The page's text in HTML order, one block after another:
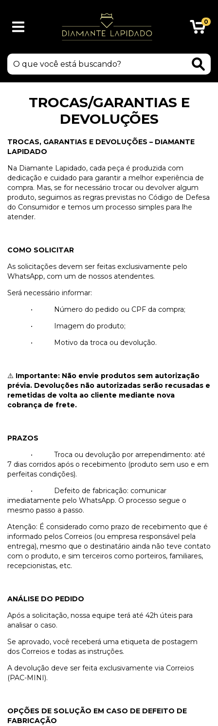
0
TROCAS/GARANTIAS E
DEVOLUÇÕES
TROCAS, GARANTIAS E DEVOLUÇÕES – DIAMANTE
LAPIDADO
Na Diamante Lapidado, cada peça é produzida com
dedicação e cuidado para garantir a melhor experiência de
compra. Mas, se for necessário trocar ou devolver algum
produto, seguimos as regras previstas no Código de Defesa
do Consumidor e temos um processo simples para lhe
atender.
COMO SOLICITAR
As solicitações devem ser feitas exclusivamente pelo
WhatsApp, com um de nossos atendentes.
Será necessário informar:
•
Número do pedido ou CPF da compra;
•
Imagem do produto;
•
Motivo da troca ou devolução.
⚠️ Importante: Não envie produtos sem autorização
prévia. Devoluções não autorizadas serão recusadas e
remetidas de volta ao cliente mediante nova
cobrança de frete.
PRAZOS
•
Troca ou devolução por arrependimento: até
7 dias corridos após o recebimento (produto sem uso e em
perfeitas condições).
•
Defeito de fabricação: comunicar
imediatamente pelo WhatsApp. O processo segue o
mesmo passo a passo.
Atenção: É considerado como prazo de recebimento que é
informado pelos Correios (ou empresa responsável pela
entrega), mesmo que o destinatário ainda não teve contato
com o produto, e sim terceiros como porteiros, familiares,
recepcionistas, etc.
ANÁLISE DO PEDIDO
Após a solicitação, nossa equipe terá até 42h úteis para
analisar o caso.
Se aprovado, você receberá uma etiqueta de postagem
dos Correios e todas as instruções.
A devolução deve ser feita exclusivamente via Correios
(PAC-MINI).
OPÇÕES DE SOLUÇÃO EM CASO DE DEFEITO DE
FABRICAÇÃO